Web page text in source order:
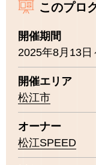
このプロ
開催期間
2025年8月13日
開催エリア
松江市
オーナー
松江SPEED